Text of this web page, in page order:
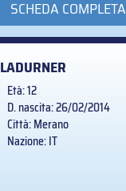
SCHEDA COMPLETA
LADURNER
Età: 12
D. nascita: 26/02/2014
Città: Merano
Nazione: IT